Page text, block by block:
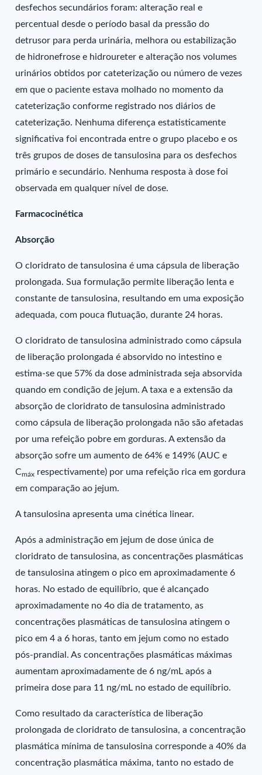
desfechos secundários foram: alteração real e
percentual desde o período basal da pressão do
detrusor para perda urinária, melhora ou estabilização
de hidronefrose e hidroureter e alteração nos volumes
urinários obtidos por cateterização ou número de vezes
em que o paciente estava molhado no momento da
cateterização conforme registrado nos diários de
cateterização. Nenhuma diferença estatisticamente
significativa foi encontrada entre o grupo placebo e os
três grupos de doses de tansulosina para os desfechos
primário e secundário. Nenhuma resposta à dose foi
observada em qualquer nível de dose.
Farmacocinética
Absorção
O cloridrato de tansulosina é uma cápsula de liberação
prolongada. Sua formulação permite liberação lenta e
constante de tansulosina, resultando em uma exposição
adequada, com pouca flutuação, durante 24 horas.
O cloridrato de tansulosina administrado como cápsula
de liberação prolongada é absorvido no intestino e
estima-se que 57% da dose administrada seja absorvida
quando em condição de jejum. A taxa e a extensão da
absorção de cloridrato de tansulosina administrado
como cápsula de liberação prolongada não são afetadas
por uma refeição pobre em gorduras. A extensão da
absorção sofre um aumento de 64% e 149% (AUC e
Cmáx respectivamente) por uma refeição rica em gordura
em comparação ao jejum.
A tansulosina apresenta uma cinética linear.
Após a administração em jejum de dose única de
cloridrato de tansulosina, as concentrações plasmáticas
de tansulosina atingem o pico em aproximadamente 6
horas. No estado de equilíbrio, que é alcançado
aproximadamente no 4o dia de tratamento, as
concentrações plasmáticas de tansulosina atingem o
pico em 4 a 6 horas, tanto em jejum como no estado
pós-prandial. As concentrações plasmáticas máximas
aumentam aproximadamente de 6 ng/mL após a
primeira dose para 11 ng/mL no estado de equilíbrio.
Como resultado da característica de liberação
prolongada de cloridrato de tansulosina, a concentração
plasmática mínima de tansulosina corresponde a 40% da
concentração plasmática máxima, tanto no estado de